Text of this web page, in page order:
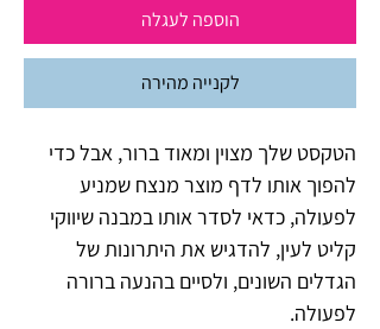
הוספה לעגלה
לקנייה מהירה
הטקסט שלך מצוין ומאוד ברור, אבל כדי
להפוך אותו לדף מוצר מנצח שמניע
לפעולה, כדאי לסדר אותו במבנה שיווקי
קליט לעין, להדגיש את היתרונות של
הגדלים השונים, ולסיים בהנעה ברורה
לפעולה.